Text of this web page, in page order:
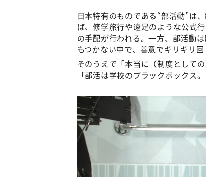
日本特有のものである“部活動”は
ば、修学旅行や遠足のような公式
の手配が行われる。一方、部活動
もつかない中で、善意でギリギリ
そのうえで「本当に（制度として
「部活は学校のブラックボックス